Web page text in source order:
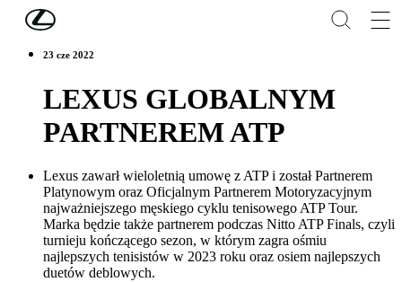
Skip to Main Content
23 cze 2022
LEXUS GLOBALNYM
PARTNEREM ATP
Lexus zawarł wieloletnią umowę z ATP i został Partnerem
Platynowym oraz Oficjalnym Partnerem Motoryzacyjnym
najważniejszego męskiego cyklu tenisowego ATP Tour.
Marka będzie także partnerem podczas Nitto ATP Finals, czyli
turnieju kończącego sezon, w którym zagra ośmiu
najlepszych tenisistów w 2023 roku oraz osiem najlepszych
duetów deblowych.